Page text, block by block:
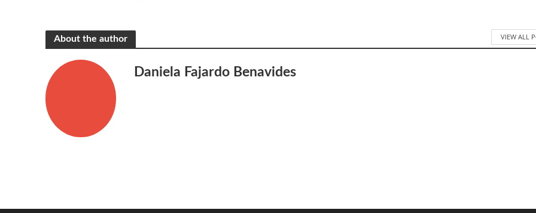
About the author VIEW ALL
Daniela Fajardo Benavides